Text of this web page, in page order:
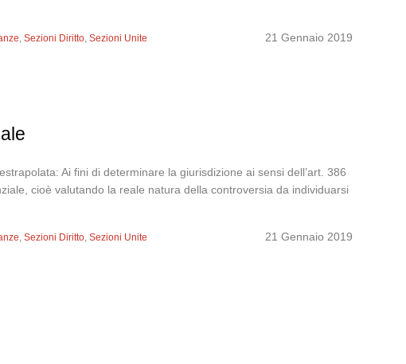
21 Gennaio 2019
,Sezioni Diritto,Sezioni Unite
Ai fini di determinare la giurisdizione ai sensi dell’art. 386
cioè valutando la reale natura della controversia da individuarsi
21 Gennaio 2019
,Sezioni Diritto,Sezioni Unite